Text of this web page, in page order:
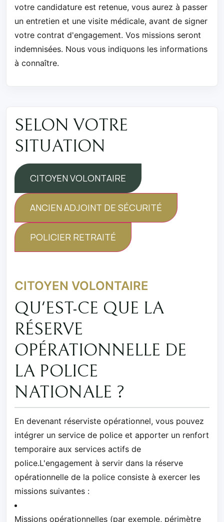
votre candidature est retenue, vous aurez à passer
un entretien et une visite médicale, avant de signer
votre contrat d'engagement. Vos missions seront
indemnisées. Nous vous indiquons les informations
à connaître.
SELON VOTRE
SITUATION
CITOYEN VOLONTAIRE
ANCIEN ADJOINT DE SÉCURITÉ
POLICIER RETRAITÉ
CITOYEN VOLONTAIRE
QU'EST-CE QUE LA
RÉSERVE
OPÉRATIONNELLE DE
LA POLICE
NATIONALE ?
En devenant réserviste opérationnel, vous pouvez
intégrer un service de police et apporter un renfort
temporaire aux services actifs de
police.L'engagement à servir dans la réserve
opérationnelle de la police consiste à exercer les
missions suivantes :
Missions opérationnelles (par exemple, périmètre